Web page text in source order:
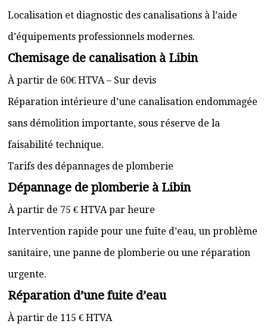
Localisation et diagnostic des canalisations à l’aide
d’équipements professionnels modernes.
Chemisage de canalisation à Libin
À partir de 60€ HTVA – Sur devis
Réparation intérieure d’une canalisation endommagée
sans démolition importante, sous réserve de la
faisabilité technique.
Tarifs des dépannages de plomberie
Dépannage de plomberie à Libin
À partir de 75 € HTVA par heure
Intervention rapide pour une fuite d’eau, un problème
sanitaire, une panne de plomberie ou une réparation
urgente.
Réparation d’une fuite d’eau
À partir de 115 € HTVA